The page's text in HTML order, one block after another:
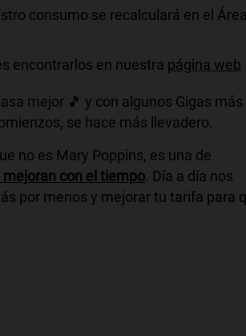
consumo se recalculará en el
encontrarlos en nuestra página web
mejor 🎵 y con algunos Gigas más
se hace más llevadero.
no es Mary Poppins, es una de
con el tiempo. Día a día nos
por menos y mejorar tu tarifa para